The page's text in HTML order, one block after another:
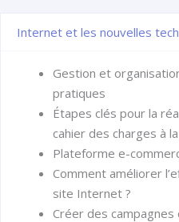
Internet et les nouvelles
Gestion et
pratiques
Étapes clés pour la
cahier des charges à
Plateforme e-
Comment améliorer
site Internet ?
Créer des campagnes